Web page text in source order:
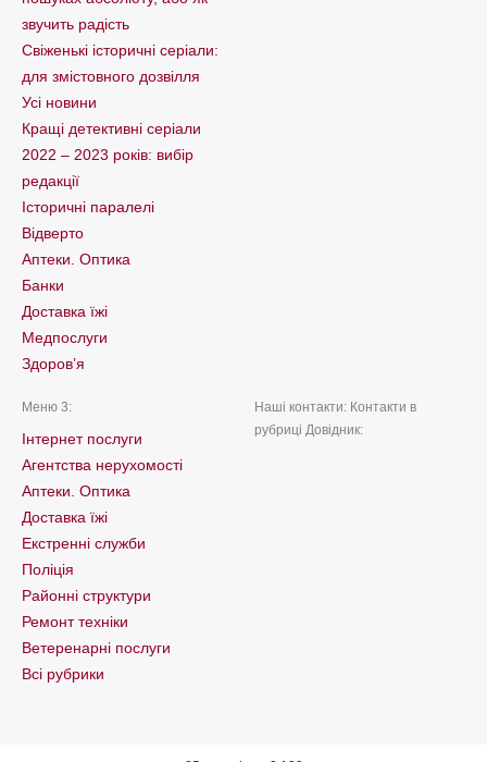
звучить радість
Свіженькі історичні серіали:
для змістовного дозвілля
Усі новини
Кращі детективні серіали
2022 – 2023 років: вибір
редакції
Історичні паралелі
Відверто
Аптеки. Оптика
Банки
Доставка їжі
Медпослуги
Здоров’я
Меню 3:
Інтернет послуги
Агентства нерухомості
Аптеки. Оптика
Доставка їжі
Екстренні служби
Поліція
Районні структури
Ремонт техніки
Ветеренарні послуги
Всі рубрики
Наші контакти: Контакти в
рубриці Довідник: